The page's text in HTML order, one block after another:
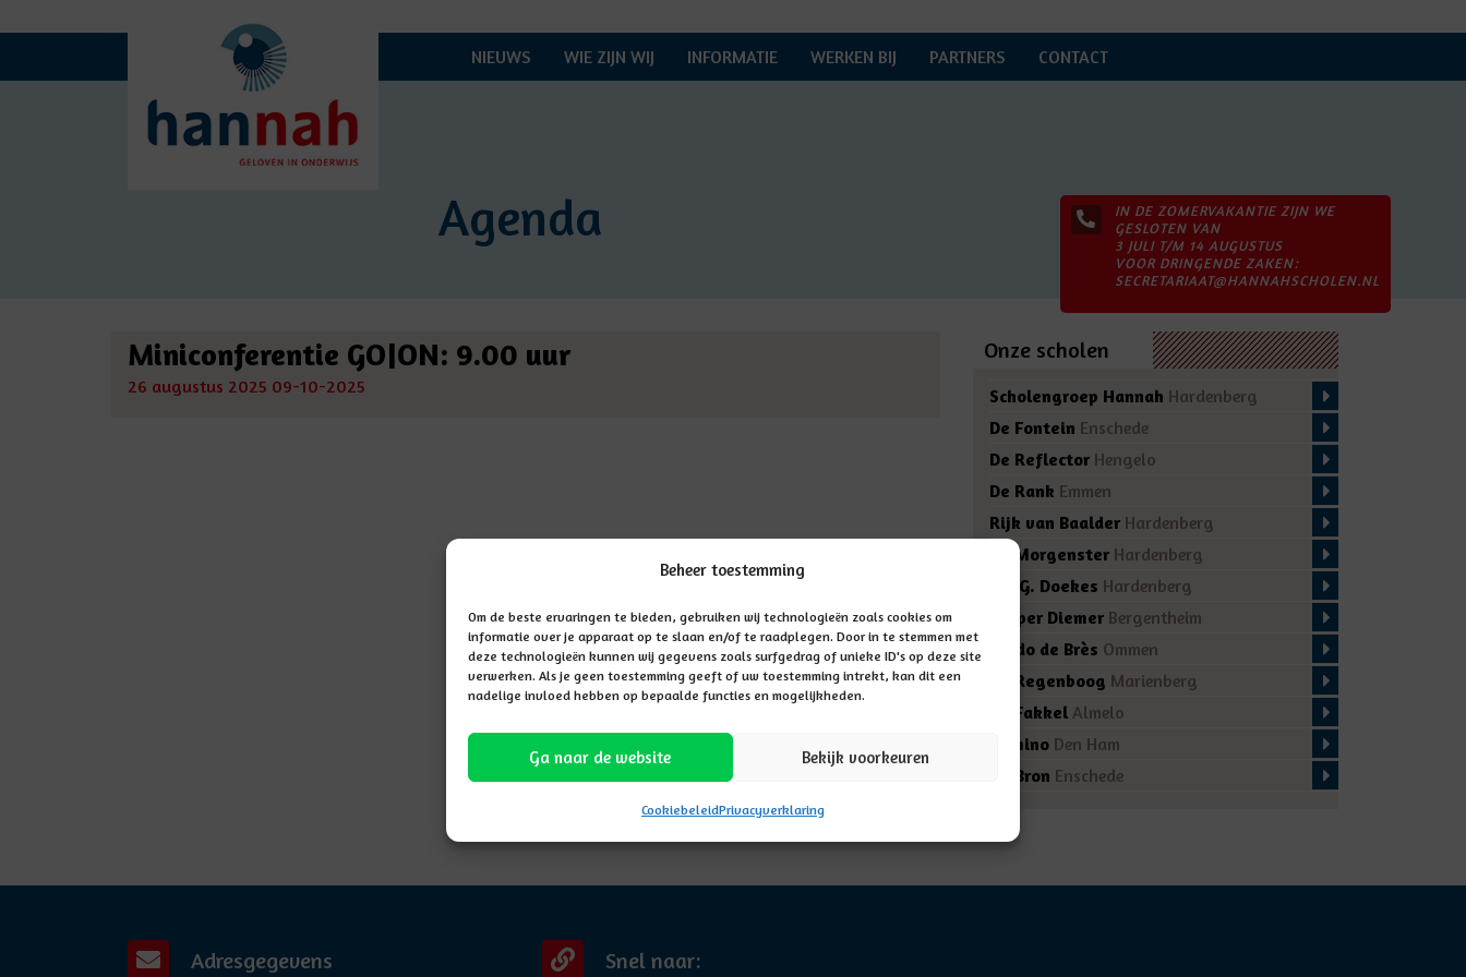
Beheer toestemming
Om de beste ervaringen te bieden, gebruiken wij technologieën zoals cookies om
informatie over je apparaat op te slaan en/of te raadplegen. Door in te stemmen met
deze technologieën kunnen wij gegevens zoals surfgedrag of unieke ID's op deze site
verwerken. Als je geen toestemming geeft of uw toestemming intrekt, kan dit een
nadelige invloed hebben op bepaalde functies en mogelijkheden.
Ga naar de website Bekijk voorkeuren
CookiebeleidPrivacyverklaring
NIEUWS WIE ZIJN WIJ INFORMATIE WERKEN BIJ PARTNERS CONTACT
Agenda
IN DE ZOMERVAKANTIE ZIJN WE
GESLOTEN VAN
3 JULI T/M 14 AUGUSTUS
VOOR DRINGENDE ZAKEN:
SECRETARIAAT@HANNAHSCHOLEN.NL
Miniconferentie GO|ON: 9.00 uur
26 augustus 2025 09-10-2025
Onze scholen
Scholengroep Hannah Hardenberg
De Fontein Enschede
De Reflector Hengelo
De Rank Emmen
Rijk van Baalder Hardenberg
De Morgenster Hardenberg
Ds. G. Doekes Hardenberg
Casper Diemer Bergentheim
Guido de Brès Ommen
De Regenboog Marienberg
De Fakkel Almelo
Domino Den Ham
De Bron Enschede
Adresgegevens Snel naar: